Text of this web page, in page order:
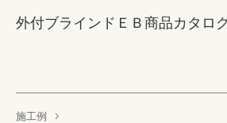
外付ブラインドＥＢ商品カタロ
施工例